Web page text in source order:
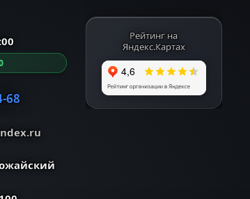
68
Рейтинг на
Яндекс.Картах